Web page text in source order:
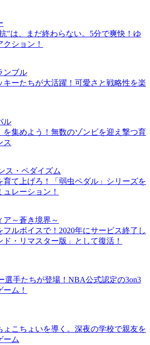
"は、まだ終わらない。5分で爽快！ゆ
ション！
ンブル
キーたちが大活躍！可愛さと戦略性を楽
ル
を集めよう！無数のゾンビを迎え撃つ育
ス
ス・ペダイズム
育て上げろ！「弱虫ペダル」シリーズを
レーション！
ア～蒼き境界～
ルボイスで！2020年にサービス終了し
ド・リマスター版」として復活！
選手たちが登場！NBA公式認定の3on3
ム！
ょこちょいを導く。深夜の学校で親友を
ーム